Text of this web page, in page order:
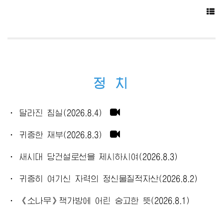
정 치
· 달라진 침실(2026.8.4)
· 귀중한 재부(2026.8.3)
· 새시대 당건설로선을 제시하시여(2026.8.3)
· 귀중히 여기신 자력의 정신물질적자산(2026.8.2)
· 《소나무》책가방에 어린 숭고한 뜻(2026.8.1)